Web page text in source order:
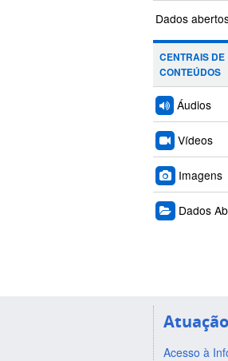
Dados
CENTRAIS DE
CONTEÚDOS
Áudios
Vídeos
Imagens
Dados
Atuação
Acesso à